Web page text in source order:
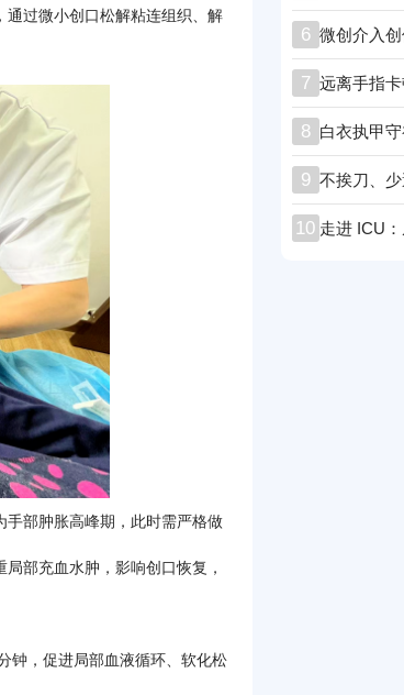
通过微小创口松解粘连组织、解
手部肿胀高峰期，此时需严格做
部充血水肿，影响创口恢复，
钟，促进局部血液循环、软化松
6
7
8 白衣执甲
9
10 走进 ICU